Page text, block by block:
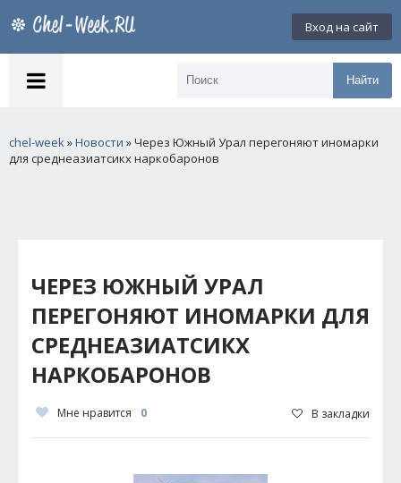
Вход на сайт
Найти
chel-week»Новости » Через Южный Урал перегоняют иномарки
для среднеазиатсикх наркобаронов
ЧЕРЕЗ ЮЖНЫЙ УРАЛ
ПЕРЕГОНЯЮТ ИНОМАРКИ ДЛЯ
СРЕДНЕАЗИАТСИКХ
НАРКОБАРОНОВ
Мне нравится 0 В закладки